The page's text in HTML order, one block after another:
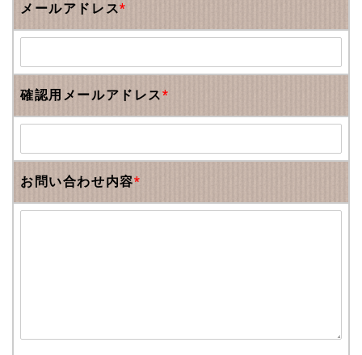
メールアドレス*
確認用メールアドレス*
お問い合わせ内容*